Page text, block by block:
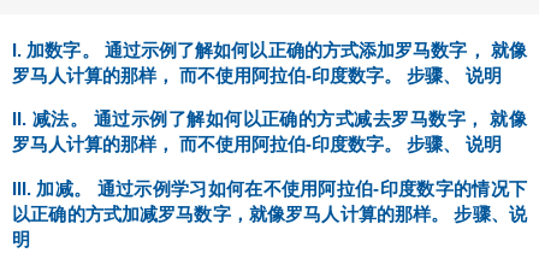
I. 加数字。 通过示例了解如何以正确的方式添加罗马数字， 就像
罗马人计算的那样， 而不使用阿拉伯-印度数字。 步骤、 说明
II. 减法。 通过示例了解如何以正确的方式减去罗马数字， 就像
罗马人计算的那样， 而不使用阿拉伯-印度数字。 步骤、 说明
III. 加减。 通过示例学习如何在不使用阿拉伯-印度数字的情况下
以正确的方式加减罗马数字，就像罗马人计算的那样。 步骤、说
明